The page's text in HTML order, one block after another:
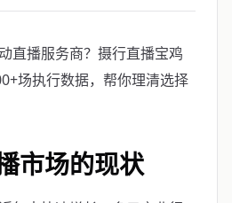
直播服务商？摄行直播宝鸡
场执行数据，帮你理清选择
市场的现状